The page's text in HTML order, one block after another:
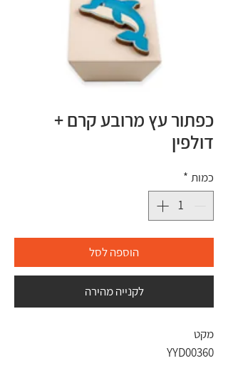
כפתור עץ מרובע קרם +
דולפין
כמות *
הוספה לסל
לקנייה מהירה
מקט
YYD00360